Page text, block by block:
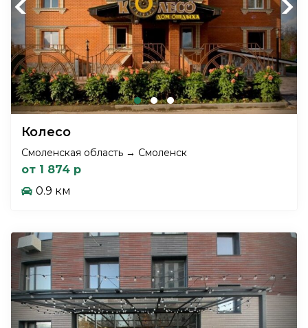
Previous Next
Колесо
Смоленская область → Смоленск
от 1 874 р
0.9 км